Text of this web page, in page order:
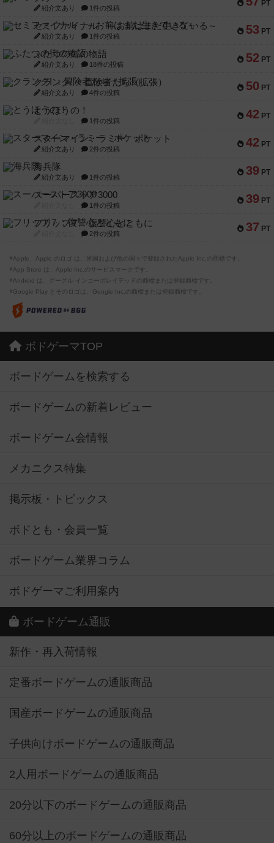
PT
紹介文あり 1件の投稿
53 PT
セミファイナル ～お前はまだ生きている～
紹介文あり 1件の投稿
52 PT
ふたつの街の物語
紹介文あり 18件の投稿
50 PT
クランク! ：冒険者たち（拡張）
紹介文あり 4件の投稿
42 PT
とうほうの！
1件の投稿
42 PT
スターマイン・ラミー ポケット
紹介文あり 2件の投稿
39 PT
海兵隊
紹介文あり 1件の投稿
39 PT
スーパーストア3000
1件の投稿
37 PT
フリップ７：復讐心とともに
2件の投稿
※Apple、Apple のロゴ は、米国および他の国々で登録されたApple Inc.の商標です。
※App Store は、Apple Inc.のサービスマークです。
※Android は、グーグル インコーポレイテッドの商標または登録商標です。
※Google Play とそのロゴは、Google Inc.の商標または登録商標です。
ボドゲーマTOP
ボードゲームを検索する
ボードゲームの新着レビュー
ボードゲーム会情報
メカニクス特集
掲示板・トピックス
ボドとも・会員一覧
ボードゲーム業界コラム
ボドゲーマご利用案内
ボードゲーム通販
新作・再入荷情報
定番ボードゲームの通販商品
国産ボードゲームの通販商品
子供向けボードゲームの通販商品
2人用ボードゲームの通販商品
20分以下のボードゲームの通販商品
60分以上のボードゲームの通販商品